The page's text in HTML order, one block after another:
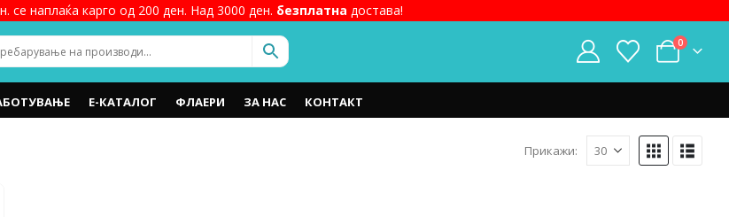
се наплаќа карго од 200 ден. Над 3000 ден. безплатна достава!
0
Е-КАТАЛОГ ФЛАЕРИ ЗА НАС КОНТАКТ
Прикажи: